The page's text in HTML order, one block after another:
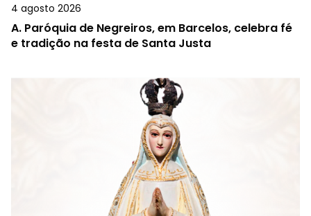
4 agosto 2026
A. Paróquia de Negreiros, em Barcelos, celebra fé
e tradição na festa de Santa Justa